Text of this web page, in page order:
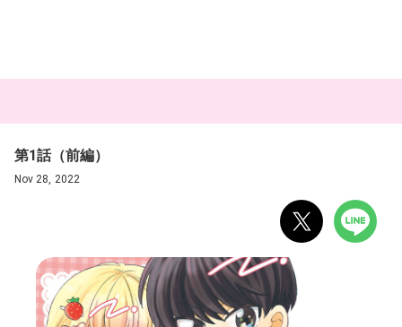
第1話（前編）
Nov 28, 2022